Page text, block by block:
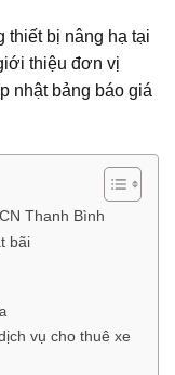
thiết bị nâng hạ tại
thiệu đơn vị
nhật bảng báo giá
Thanh Bình
bãi
vụ cho thuê xe